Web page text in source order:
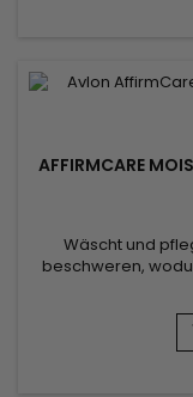
AFFIRMCARE
Wäscht und
beschweren,
wird. Die
MoisturRight-
Arganölen
Haares vor,